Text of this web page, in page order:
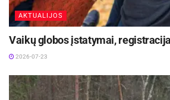
AKTUALIJOS
Vaikų globos įstatymai,
2026-07-23